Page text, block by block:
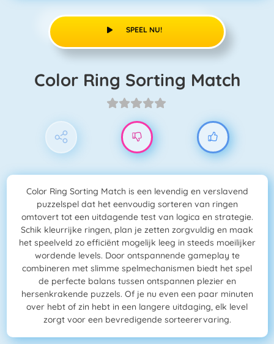
SPEEL NU!
Color Ring Sorting Match
Color Ring Sorting Match is een levendig en verslavend
puzzelspel dat het eenvoudig sorteren van ringen
omtovert tot een uitdagende test van logica en strategie.
Schik kleurrijke ringen, plan je zetten zorgvuldig en maak
het speelveld zo efficiënt mogelijk leeg in steeds moeilijker
wordende levels. Door ontspannende gameplay te
combineren met slimme spelmechanismen biedt het spel
de perfecte balans tussen ontspannen plezier en
hersenkrakende puzzels. Of je nu even een paar minuten
over hebt of zin hebt in een langere uitdaging, elk level
zorgt voor een bevredigende sorteerervaring.